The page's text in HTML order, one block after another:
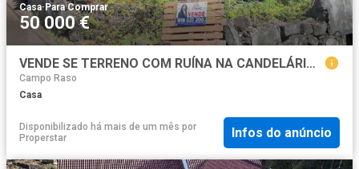
Casa·Para Comprar
50 000 €
VENDE SE TERRENO COM RUÍNA NA CANDELÁRIA, MADALENA NEGOCIÁVEL
Campo Raso
Casa
Disponibilizado há mais de um mês por
Properstar
Infos do anúncio